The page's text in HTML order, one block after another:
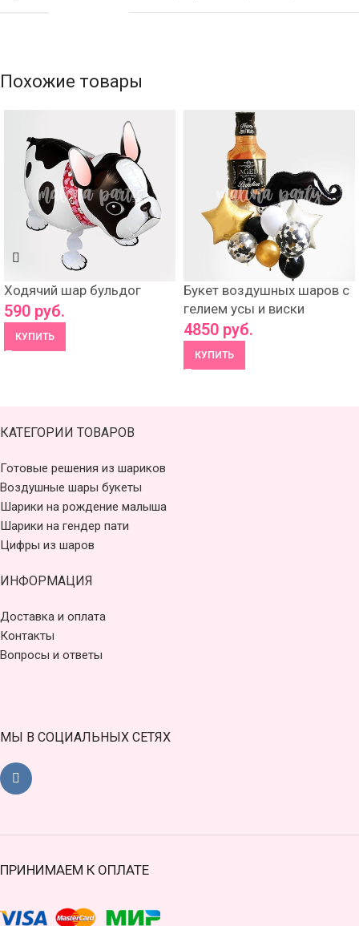
Похожие товары
Ходячий шар бульдог
590 руб.
КУПИТЬ
Букет воздушных шаров с
гелием усы и виски
4850 руб.
КУПИТЬ
КАТЕГОРИИ ТОВАРОВ
Готовые решения из шариков
Воздушные шары букеты
Шарики на рождение малыша
Шарики на гендер пати
Цифры из шаров
ИНФОРМАЦИЯ
Доставка и оплата
Контакты
Вопросы и ответы
МЫ В СОЦИАЛЬНЫХ СЕТЯХ
ПРИНИМАЕМ К ОПЛАТЕ